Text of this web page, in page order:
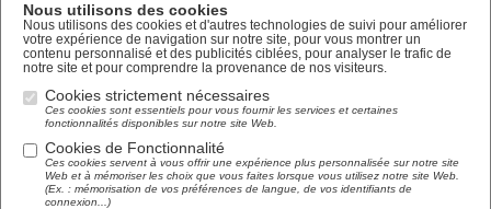
Nous utilisons des cookies
Nous utilisons des cookies et d'autres technologies de suivi pour améliorer
votre expérience de navigation sur notre site, pour vous montrer un
contenu personnalisé et des publicités ciblées, pour analyser le trafic de
notre site et pour comprendre la provenance de nos visiteurs.
Cookies strictement nécessaires
Ces cookies sont essentiels pour vous fournir les services et certaines
fonctionnalités disponibles sur notre site Web.
Cookies de Fonctionnalité
Ces cookies servent à vous offrir une expérience plus personnalisée sur notre site
Web et à mémoriser les choix que vous faites lorsque vous utilisez notre site Web.
(Ex. : mémorisation de vos préférences de langue, de vos identifiants de
connexion...)